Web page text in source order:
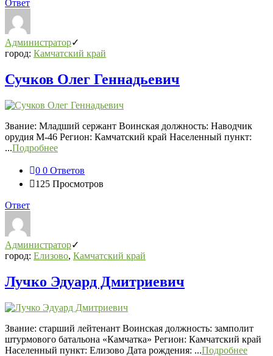
Ответ
Администратор
город: Камчатский край
Сучков Олег Геннадьевич
Звание: Младший сержант Воинская должность: Наводчик
орудия М-46 Регион: Камчатский край Населенный пункт:
...Подробнее
0 0 Ответов
125 Просмотров
Ответ
Администратор
город: Елизово, Камчатский край
Лучко Эдуард Дмитриевич
Звание: старший лейтенант Воинская должность: замполит
штурмового батальона «Камчатка» Регион: Камчатский край
Населенный пункт: Елизово Дата рождения: ...Подробнее